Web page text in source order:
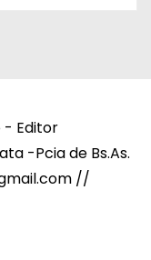
- Editor
-Pcia de Bs.As.
//